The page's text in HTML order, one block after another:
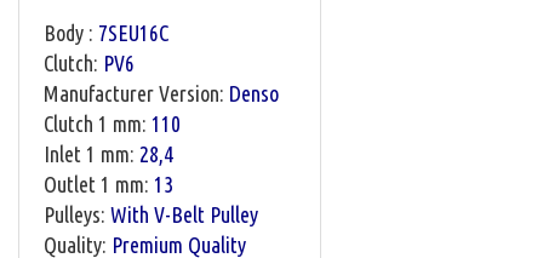
Body : 7SEU16C
Clutch: PV6
Manufacturer Version: Denso
Clutch 1 mm: 110
Inlet 1 mm: 28,4
Outlet 1 mm: 13
Pulleys: With V-Belt Pulley
Quality: Premium Quality